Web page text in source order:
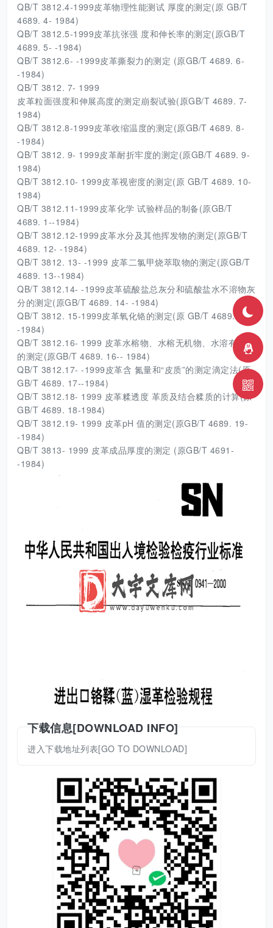
QB/T 3812.4-1999皮革物理性能测试 厚度的测定(原 GB/T
4689. 4- 1984)
QB/T 3812.5-1999皮革抗张强 度和伸长率的测定(原GB/T
4689. 5- -1984)
QB/T 3812.6- -1999皮革撕裂力的测定 (原GB/T 4689. 6-
-1984)
QB/T 3812. 7- 1999
皮革粒面强度和伸展高度的测定崩裂试验(原GB/T 4689. 7-
1984)
QB/T 3812.8-1999皮革收缩温度的测定(原GB/T 4689. 8-
-1984)
QB/T 3812. 9- 1999皮革耐折牢度的测定(原GB/T 4689. 9-
1984)
QB/T 3812.10- 1999皮革视密度的测定(原 GB/T 4689. 10-
1984)
QB/T 3812.11-1999皮革化学 试验样品的制备(原GB/T
4689. 1--1984)
QB/T 3812.12-1999皮革水分及其他挥发物的测定(原GB/T
4689. 12- -1984)
QB/T 3812. 13- -1999 皮革二氯甲烧萃取物的测定(原GB/T
4689. 13--1984)
QB/T 3812.14- -1999皮革硫酸盐总灰分和硫酸盐水不溶物灰
分的测定(原GB/T 4689. 14- -1984)
QB/T 3812. 15-1999皮革氧化铬的测定(原 GB/T 4689. 15-
-1984)
QB/T 3812.16- 1999 皮革水榕物、水榕无机物、水溶有机物
的测定(原GB/T 4689. 16-- 1984)
QB/T 3812.17- -1999皮革含 氮量和“皮质”的测定滴定法(原
GB/T 4689. 17--1984)
QB/T 3812.18- 1999 皮革糅透度 革质及结合糅质的计算(原
GB/T 4689. 18-1984)
QB/T 3812.19- 1999 皮革pH 值的测定(原GB/T 4689. 19-
-1984)
QB/T 3813- 1999 皮革成品厚度的测定 (原GB/T 4691-
-1984)
下载信息[DOWNLOAD INFO]
进入下载地址列表[GO TO DOWNLOAD]